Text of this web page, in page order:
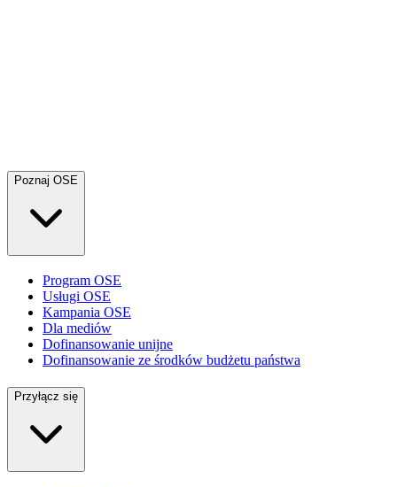
Poznaj OSE
Program OSE
Usługi OSE
Kampania OSE
Dla mediów
Dofinansowanie unijne
Dofinansowanie ze środków budżetu państwa
Przyłącz się